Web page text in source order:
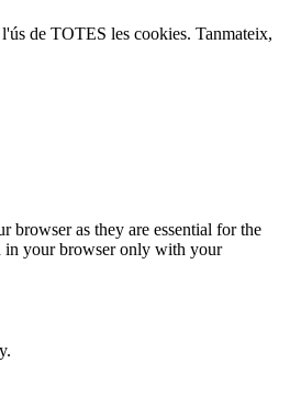
de TOTES les cookies. Tanmateix,
browser as they are essential for the
in your browser only with your